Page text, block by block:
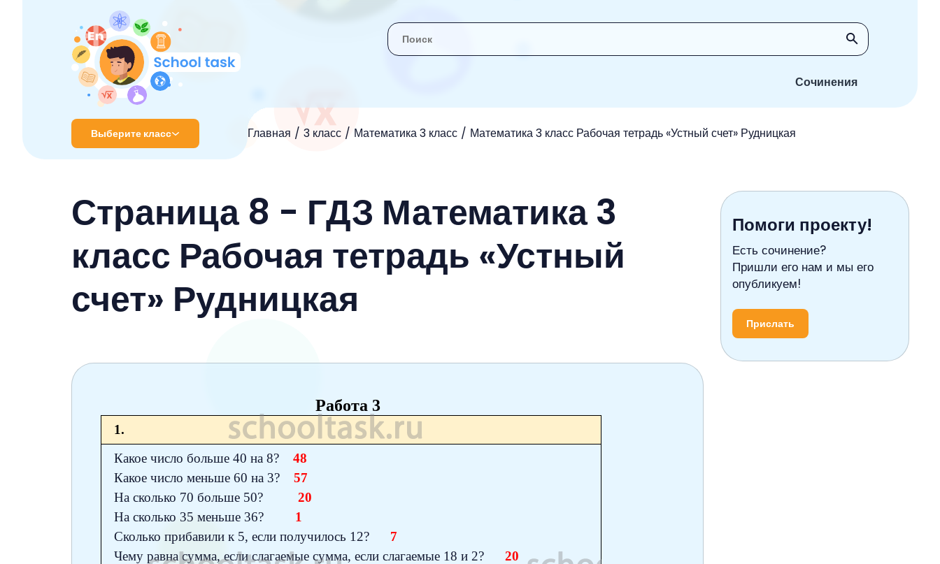
Сочинения
Выберите класс Главная 3 класс Математика 3 класс Математика 3 класс Рабочая тетрадь «Устный счет» Рудницкая
2 класс
3 класс
4 класс
5 класс
10 класс
Страница 8 - ГДЗ Математика 3
класс Рабочая тетрадь «Устный
счет» Рудницкая
Работа 3
1.
Какое число больше 40 на 8?48
Какое число меньше 60 на 3?57
На сколько 70 больше 50?20
На сколько 35 меньше 36? 1
Сколько прибавили к 5, если получилось 12? 7
Чему равна сумма, если слагаемые сумма, если слагаемые 18 и 2?20
Помоги проекту!
Есть сочинение?
Пришли его нам и мы его
опубликуем!
Прислать